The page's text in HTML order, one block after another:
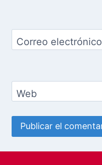
Correo electrónico
Web